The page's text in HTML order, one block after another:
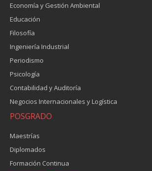
Economía y Gestión Ambiental
Educación
Filosofía
Ingeniería Industrial
Periodismo
Psicología
Contabilidad y Auditoría
Negocios Internacionales y Logística
POSGRADO
Maestrías
Diplomados
Formación Continua